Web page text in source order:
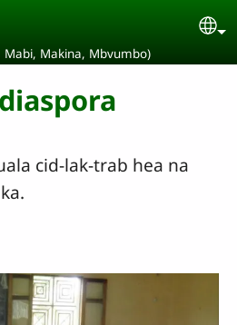
Mabi, Makina, Mbvumbo)
cid-lak-trab hea na